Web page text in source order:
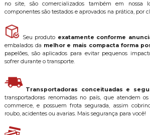
no site, são comercializados também em nossa
componentes são testados e aprovados na prática, por
Seu produto exatamente conforme
embalados da melhor e mais compacta forma
papelões, são aplicados para evitar pequenos
sofrer durante o transporte.
Transportadoras conceituadas e
transportadoras renomadas no país, que atendem
commerce, e possuem frota segurada, assim
roubo, acidentes ou avarias. Mais segurança para você!